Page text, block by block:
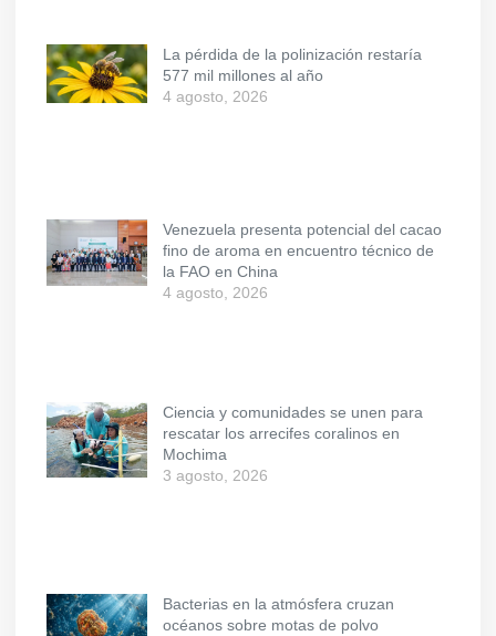
La pérdida de la polinización restaría
577 mil millones al año
4 agosto, 2026
Venezuela presenta potencial del cacao
fino de aroma en encuentro técnico de
la FAO en China
4 agosto, 2026
Ciencia y comunidades se unen para
rescatar los arrecifes coralinos en
Mochima
3 agosto, 2026
Bacterias en la atmósfera cruzan
océanos sobre motas de polvo